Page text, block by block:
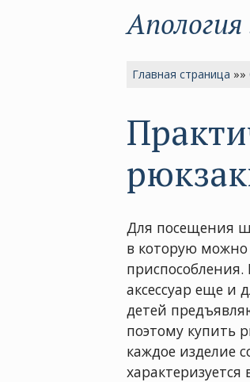
Главная страница »»
Для посещения
в которую
аксессуар еще и
детей
поэтому купить
каждое изделие